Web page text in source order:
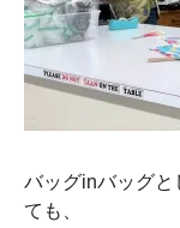
バッグinバッグと
ても、